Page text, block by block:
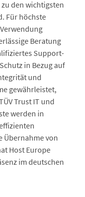
den wichtigsten
Für höchste
Beratung
Support-
in Bezug auf
und
gewährleistet,
Trust IT und
werden in
Übernahme von
Host Europe
im deutschen